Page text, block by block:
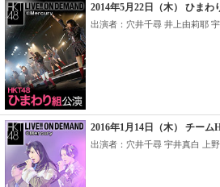
2014年5月22日（木） ひま
出演者：穴井千尋 井上由莉耶 宇
2016年1月14日（木） チー
出演者：穴井千尋 宇井真白 上野